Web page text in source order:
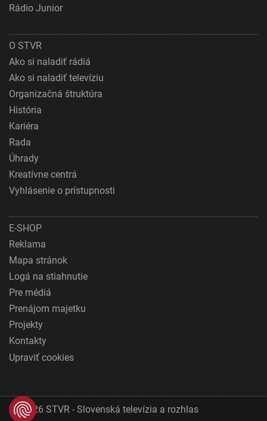
Rádio Junior
O STVR
Ako si naladiť rádiá
Ako si naladiť televíziu
Organizačná štruktúra
História
Kariéra
Rada
Úhrady
Kreatívne centrá
Vyhlásenie o prístupnosti
E-SHOP
Reklama
Mapa stránok
Logá na stiahnutie
Pre médiá
Prenájom majetku
Projekty
Kontakty
Upraviť cookies
© 2026 STVR - Slovenská televízia a rozhlas